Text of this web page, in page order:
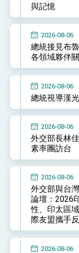
外交
我國
事處
與記憶
2026-08-06
總統接見布
各領域夥伴
2026-08-06
總統視導漢
2026-08-06
外交部長林
素率團訪台
2026-08-06
外交部與台
論壇：2026
性、印太區
際友盟攜手
2026-08-06